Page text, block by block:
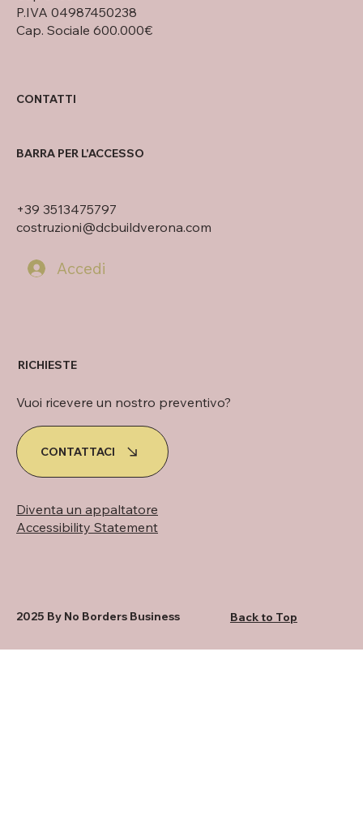
P.IVA 04987450238
Cap. Sociale 600.000€
CONTATTI
+39 3513475797
costruzioni@dcbuildverona.com
BARRA PER L'ACCESSO
Accedi
RICHIESTE
Vuoi ricevere un nostro preventivo?
CONTATTACI
Diventa un appaltatore
Accessibility Statement
2025 By No Borders Business Back to Top